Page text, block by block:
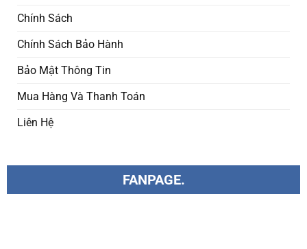
Chính Sách
Chính Sách Bảo Hành
Bảo Mật Thông Tin
Mua Hàng Và Thanh Toán
Liên Hệ
FANPAGE.